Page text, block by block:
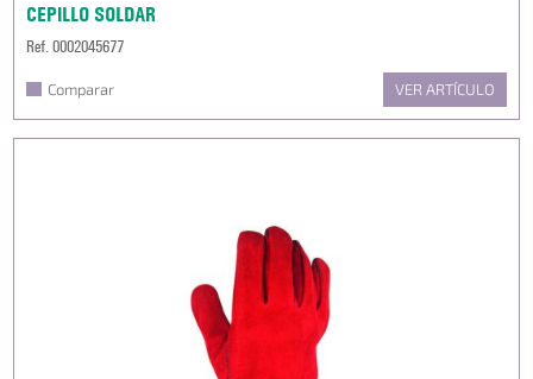
CEPILLO SOLDAR
Ref. 0002045677
Comparar VER ARTÍCULO